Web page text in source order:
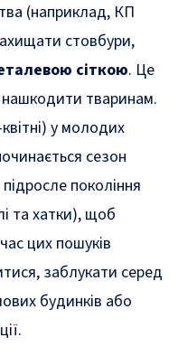
(наприклад, КП
стовбури,
сіткою. Це
нашкодити тваринам.
у молодих
сезон
покоління
та хатки), щоб
цих пошуків
заблукати серед
будинків або